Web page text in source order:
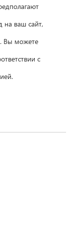
на ваш сайт,
Вы можете
с